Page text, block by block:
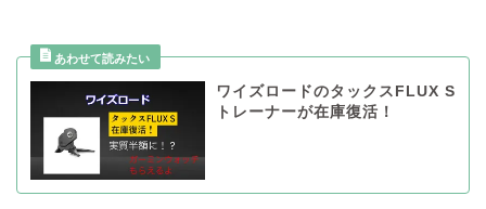
ワイズロードのタックスFLUX S
トレーナーが在庫復活！